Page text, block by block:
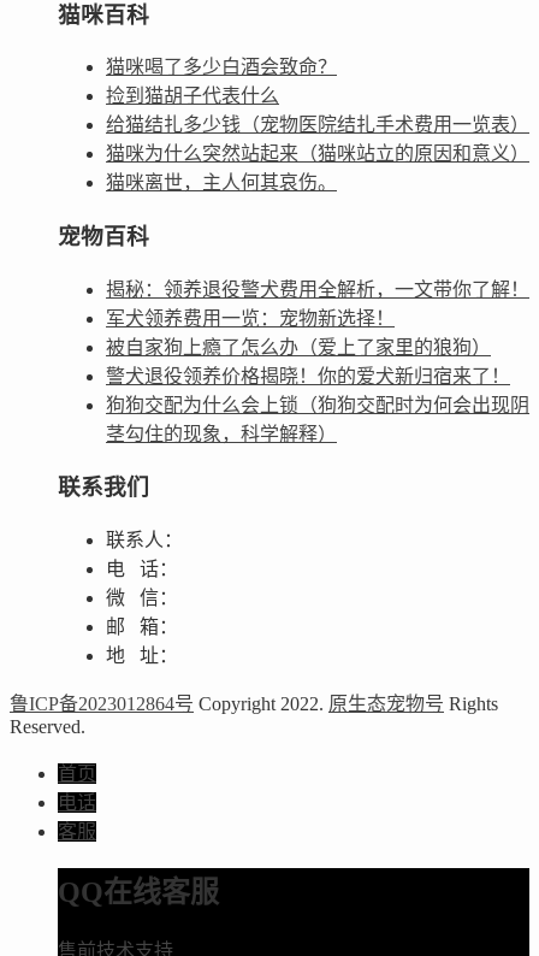
猫咪百科
猫咪喝了多少白酒会致命？
捡到猫胡子代表什么
给猫结扎多少钱（宠物医院结扎手术费用一览表）
猫咪为什么突然站起来（猫咪站立的原因和意义）
猫咪离世，主人何其哀伤。
宠物百科
揭秘：领养退役警犬费用全解析，一文带你了解！
军犬领养费用一览：宠物新选择！
被自家狗上瘾了怎么办（爱上了家里的狼狗）
警犬退役领养价格揭晓！你的爱犬新归宿来了！
狗狗交配为什么会上锁（狗狗交配时为何会出现阴
茎勾住的现象，科学解释）
联系我们
联系人：
电 话：
微 信：
邮 箱：
地 址：
鲁ICP备2023012864号 Copyright 2022. 原生态宠物号 Rights
Reserved.
首页
电话
客服
QQ在线客服
售前技术支持